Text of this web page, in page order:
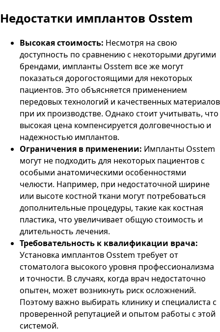
Недостатки имплантов Osstem
Высокая стоимость: Несмотря на свою
доступность по сравнению с некоторыми другими
брендами, импланты Osstem все же могут
показаться дорогостоящими для некоторых
пациентов. Это объясняется применением
передовых технологий и качественных материалов
при их производстве. Однако стоит учитывать, что
высокая цена компенсируется долговечностью и
надежностью имплантов.
Ограничения в применении: Импланты Osstem
могут не подходить для некоторых пациентов с
особыми анатомическими особенностями
челюсти. Например, при недостаточной ширине
или высоте костной ткани могут потребоваться
дополнительные процедуры, такие как костная
пластика, что увеличивает общую стоимость и
длительность лечения.
Требовательность к квалификации врача:
Установка имплантов Osstem требует от
стоматолога высокого уровня профессионализма
и точности. В случаях, когда врач недостаточно
опытен, может возникнуть риск осложнений.
Поэтому важно выбирать клинику и специалиста с
проверенной репутацией и опытом работы с этой
системой.